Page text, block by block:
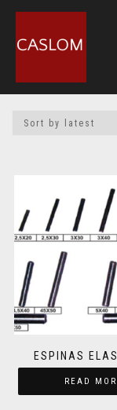
ESPINAS
READ